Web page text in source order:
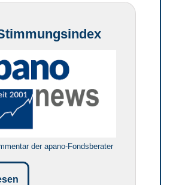
der apano-Fondsberater